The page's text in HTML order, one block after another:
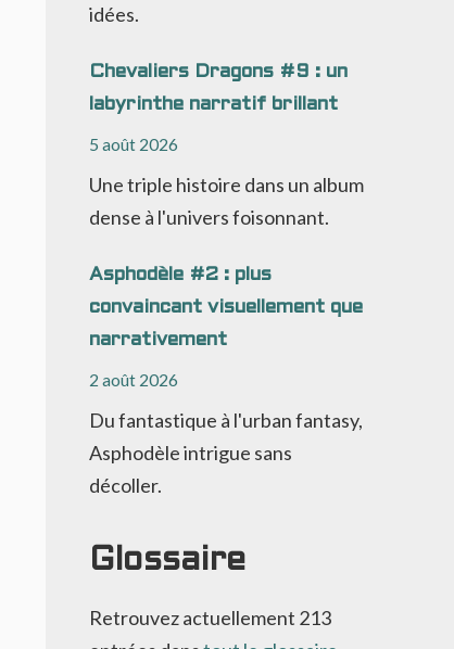
idées.
Chevaliers Dragons #9 : un
labyrinthe narratif brillant
5 août 2026
Une triple histoire dans un album
dense à l'univers foisonnant.
Asphodèle #2 : plus
convaincant visuellement que
narrativement
2 août 2026
Du fantastique à l'urban fantasy,
Asphodèle intrigue sans
décoller.
Glossaire
Retrouvez actuellement 213